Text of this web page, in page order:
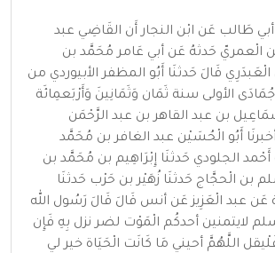
طَالب عَن ابْن النجار أَن القَاضِي عبد
الْعمريّ حَدثهُ عَن أبي عَامر مُحَمَّد بن
قَالَ حَدثنَا أَبُو المظفر الأبيوردي من
الأولى سنة ثَمَان وَثَمَانِينَ وَأَرْبَعمِائَة
بن عبد القاهر بن عبد الرَّحْمَن
أَبُو الْحُسَيْن عبد الغافر بن مُحَمَّد
أَحْمد الجلودي حَدثنَا إِبْرَاهِيم بن مُحَمَّد بن
بن الْحجَّاج حَدثنَا زُهَيْر بن حَرْب حَدثنَا
عَن عبد الْعَزِيز عَن أنس قَالَ قَالَ رَسُول الله
لايتمنين أحدكُم الْمَوْت لضر نزل بِهِ فَإِن
اللَّهُمَّ أحيني مَا كَانَت الْحَيَاة خير لي